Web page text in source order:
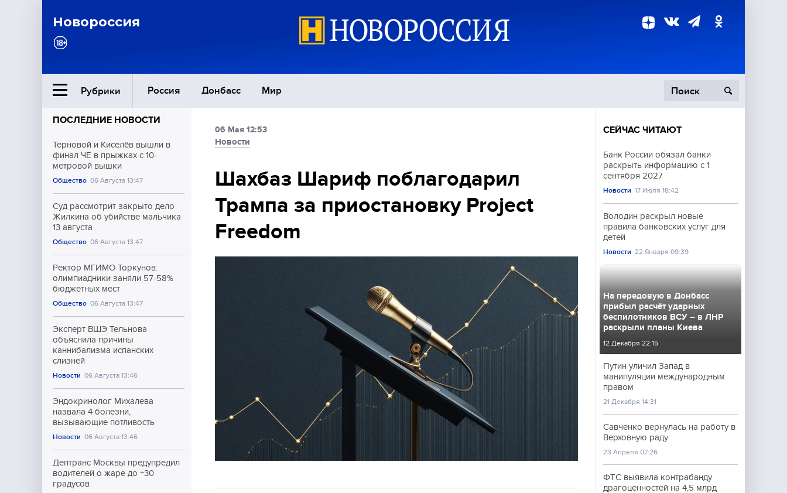
Новороссия
Рубрики Россия Донбасс Мир
Ближний Восток
Общество
Экономика
Происшествия
Культура
Спорт
ПОСЛЕДНИЕ НОВОСТИ
Терновой и Киселёв вышли в
финал ЧЕ в прыжках с 10-
метровой вышки
Общество 06 Августа 13:47
Суд рассмотрит закрыто дело
Жилкина об убийстве мальчика
13 августа
Общество 06 Августа 13:47
Ректор МГИМО Торкунов:
олимпиадники заняли 57-58%
бюджетных мест
Общество 06 Августа 13:47
Эксперт ВШЭ Тельнова
объяснила причины
каннибализма испанских
слизней
Новости 06 Августа 13:46
Эндокринолог Михалева
назвала 4 болезни,
вызывающие потливость
Новости 06 Августа 13:46
Дептранс Москвы предупредил
водителей о жаре до +30
градусов
06 Мая 12:53
Новости
Шахбаз Шариф поблагодарил
Трампа за приостановку Project
Freedom
СЕЙЧАС ЧИТАЮТ
Банк России обязал банки
раскрыть информацию с 1
сентября 2027
Новости 17 Июля 18:42
Володин раскрыл новые
правила банковских услуг для
детей
Новости 22 Января 09:39
На передовую в Донбасс
прибыл расчёт ударных
беспилотников ВСУ – в ЛНР
раскрыли планы Киева
12 Декабря 22:15
Путин уличил Запад в
манипуляции международным
правом
21 Декабря 14:31
Савченко вернулась на работу в
Верховную раду
23 Апреля 07:26
ФТС выявила контрабанду
драгоценностей на 4,5 млрд